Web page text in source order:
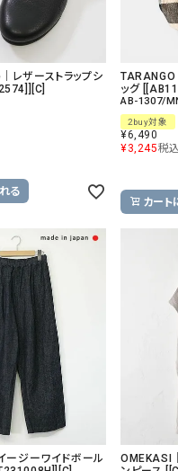
ザーストラップシ
る
TARANGO
ッグ
AB-1307/
2buy対象
¥6,490
¥3,245税込
カート
ージーワイドボール
OMEKASI